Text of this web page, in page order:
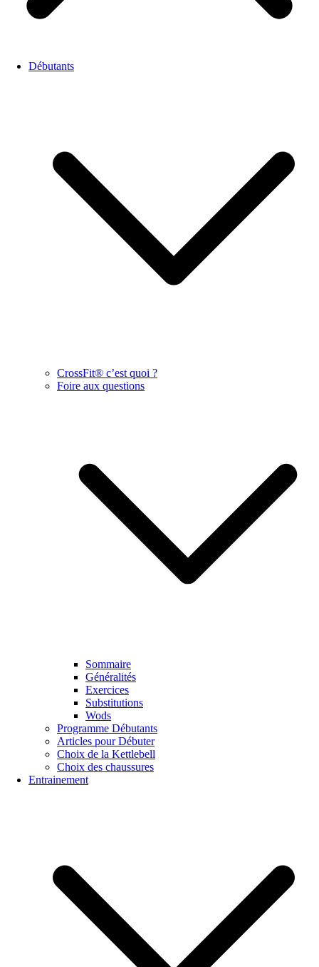
Débutants
CrossFit® c’est quoi ?
Foire aux questions
Sommaire
Généralités
Exercices
Substitutions
Wods
Programme Débutants
Articles pour Débuter
Choix de la Kettlebell
Choix des chaussures
Entrainement